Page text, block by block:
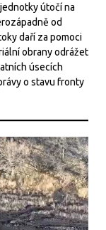
útočí na
od
daří za pomoci
obrany odrážet
úsecích
o stavu fronty